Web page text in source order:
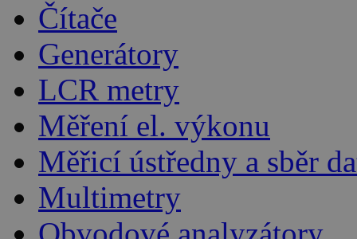
Čítače
Generátory
LCR metry
Měření el. výkonu
Měřicí ústředny a sběr
Multimetry